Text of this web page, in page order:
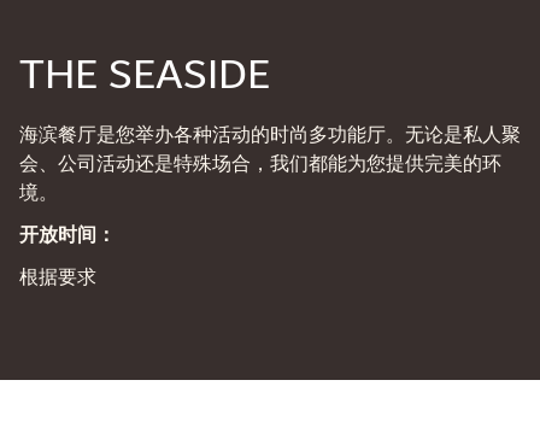
THE SEASIDE
海滨餐厅是您举办各种活动的时尚多功能厅。无论是私人聚
会、公司活动还是特殊场合，我们都能为您提供完美的环
境。
开放时间：
根据要求